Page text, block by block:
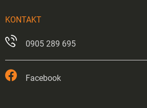
KONTAKT
0905 289 695
Facebook